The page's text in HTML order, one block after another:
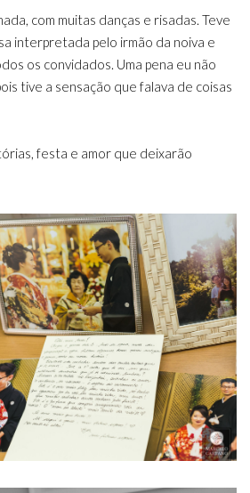
com muitas danças e risadas. Teve
interpretada pelo irmão da noiva e
os convidados. Uma pena eu não
tive a sensação que falava de coisas
festa e amor que deixarão